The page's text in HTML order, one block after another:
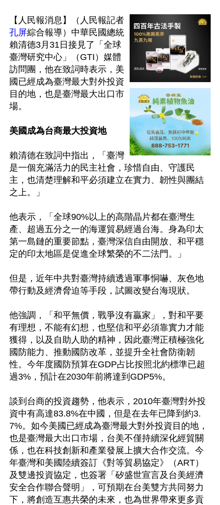
【人民報消息】（人民報記者
孔屏綜合報導）中華民國總統
賴清德3月31日接見了「全球
臺灣研究中心」（GTI）媒體
訪問團，他在致詞時表示，美
國已經成為臺灣最大對外投資
目的地，也是臺灣最大出口市
場。
美國成為台商最大投資地
賴清德在致詞中指出，「臺灣
是一個充滿活力的民主社會，珍惜自由、守護民
主，也清楚理解和平必須建立在實力、韌性與團結
之上。」
他表示，「全球90%以上的高階晶片都在臺灣生
產、超過五分之一的海運貿易經過台海。身為印太
第一島鏈的重要節點，臺灣深信自由開放、和平穩
定的印太地區是促進全球繁榮的不二法門。」
但是，近年中共對臺灣持續透過軍事恫嚇、灰色地
帶行動及經濟脅迫等手段，試圖改變台海現狀。
他強調，「和平無價，戰爭沒有贏家」，對和平要
有理想，不能有幻想，也堅信和平必須靠實力才能
獲得，以及自助人助的精神，因此臺灣正積極強化
國防能力、推動國防改革，並提升全社會防衛韌
性。今年度國防預算在GDP占比按照北約標準已超
過3%，預計在2030年前將達到GDP5%。
談到台商的投資趨勢，他表示，2010年臺灣對外投
資中有高達83.8%在中國，但是在去年已降到約3.
7%。如今美國已經成為臺灣最大對外投資目的地，
也是臺灣最大出口市場，台美不僅持續深化經貿關
係，也在科技創新和產業發展上擴大合作交流。今
年臺灣和美國陸續簽訂《對等貿易協定》（ART）
及雙邊投資協定，也簽署「矽盛世宣言及台美經濟
安全合作聯合聲明」，可預期在台美雙方共同努力
下，將創造互惠共榮的未來，也為世界帶來更多貢